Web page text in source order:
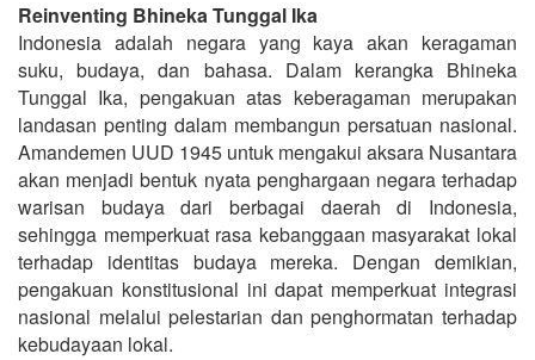
Reinventing Bhineka Tunggal Ika
Indonesia adalah negara yang kaya akan keragaman
suku, budaya, dan bahasa. Dalam kerangka Bhineka
Tunggal Ika, pengakuan atas keberagaman merupakan
landasan penting dalam membangun persatuan nasional.
Amandemen UUD 1945 untuk mengakui aksara Nusantara
akan menjadi bentuk nyata penghargaan negara terhadap
warisan budaya dari berbagai daerah di Indonesia,
sehingga memperkuat rasa kebanggaan masyarakat lokal
terhadap identitas budaya mereka. Dengan demikian,
pengakuan konstitusional ini dapat memperkuat integrasi
nasional melalui pelestarian dan penghormatan terhadap
kebudayaan lokal.